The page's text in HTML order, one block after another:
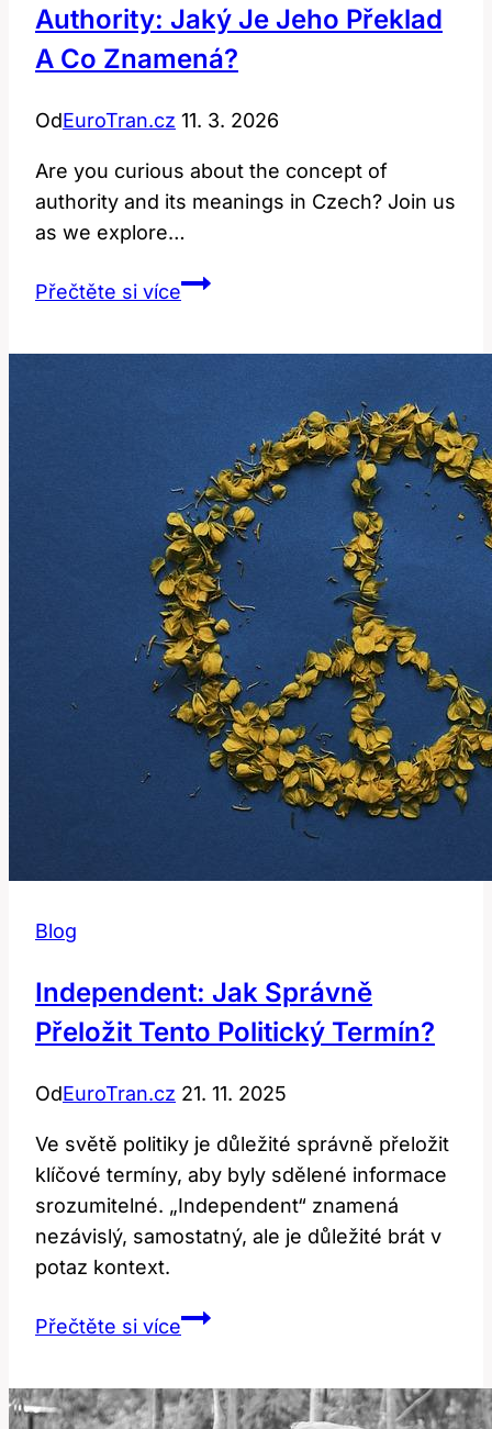
Authority: Jaký Je Jeho Překlad
A Co Znamená?
OdEuroTran.cz 11. 3. 2026
Are you curious about the concept of
authority and its meanings in Czech? Join us
as we explore…
Přečtěte si víceAuthority:
Znamená?
Blog
Independent: Jak Správně
Přeložit Tento Politický Termín?
OdEuroTran.cz 21. 11. 2025
Ve světě politiky je důležité správně přeložit
klíčové termíny, aby byly sdělené informace
srozumitelné. „Independent“ znamená
nezávislý, samostatný, ale je důležité brát v
potaz kontext.
Přečtěte si víceIndependent:
Přeložit